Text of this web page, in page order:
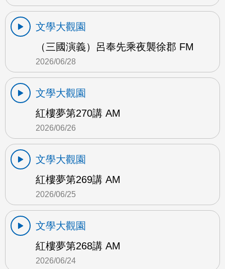
文學大觀園
（三國演義）呂奉先乘夜襲徐郡 FM
2026/06/28
文學大觀園
紅樓夢第270講 AM
2026/06/26
文學大觀園
紅樓夢第269講 AM
2026/06/25
文學大觀園
紅樓夢第268講 AM
2026/06/24